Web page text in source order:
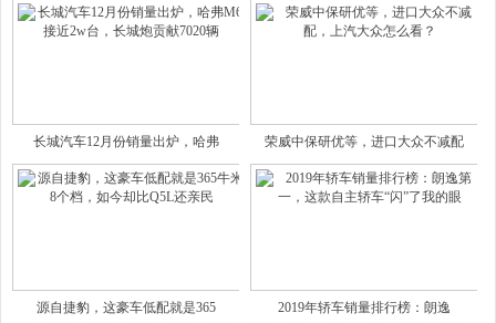
长城汽车12月份销量出炉，哈弗 荣威中保研优等，进口大众不减配
源自捷豹，这豪车低配就是365 2019年轿车销量排行榜：朗逸